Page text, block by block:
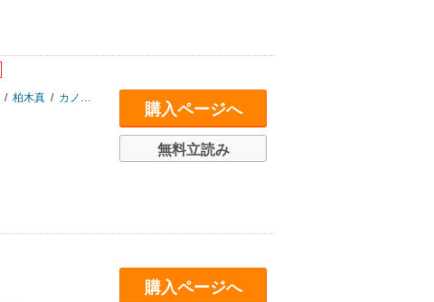
/ 柏木真 / カノンチヒロ
購入ページへ
無料立読み
購入ページへ